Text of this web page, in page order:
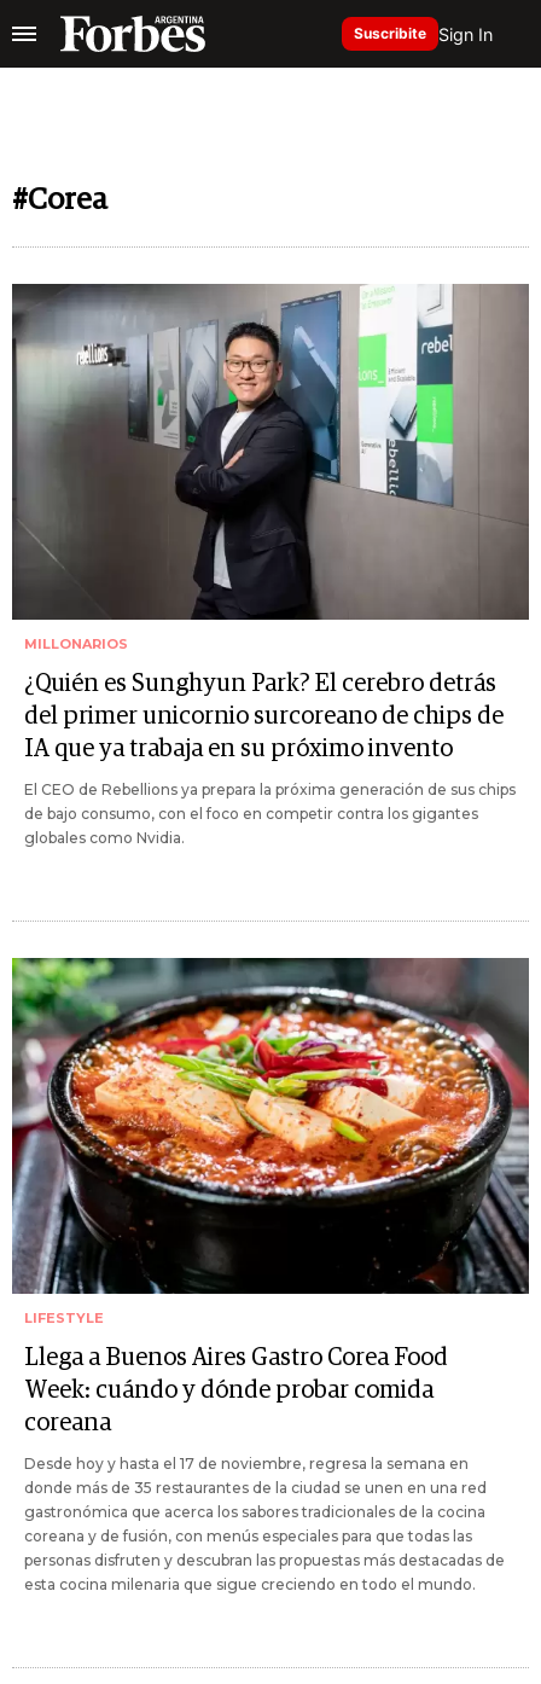
Suscribite Sign In
#Corea
MILLONARIOS
¿Quién es Sunghyun Park? El cerebro detrás
del primer unicornio surcoreano de chips de
IA que ya trabaja en su próximo invento
El CEO de Rebellions ya prepara la próxima generación de sus chips
de bajo consumo, con el foco en competir contra los gigantes
globales como Nvidia.
LIFESTYLE
Llega a Buenos Aires Gastro Corea Food
Week: cuándo y dónde probar comida
coreana
Desde hoy y hasta el 17 de noviembre, regresa la semana en
donde más de 35 restaurantes de la ciudad se unen en una red
gastronómica que acerca los sabores tradicionales de la cocina
coreana y de fusión, con menús especiales para que todas las
personas disfruten y descubran las propuestas más destacadas de
esta cocina milenaria que sigue creciendo en todo el mundo.